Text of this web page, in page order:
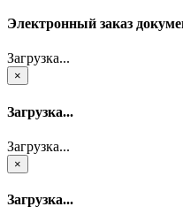
Электронный заказ
Загрузка...
×
Загрузка...
Загрузка...
×
Загрузка...